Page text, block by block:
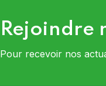
Rejoindre
Pour recevoir nos